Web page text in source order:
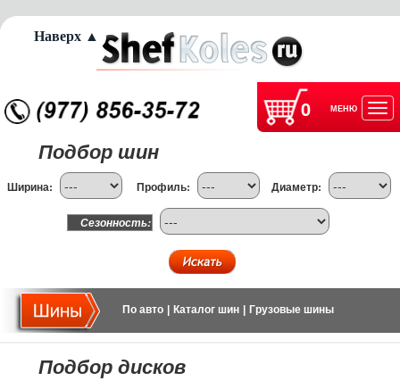
0 МЕНЮ
Подбор шин
Ширина: Профиль: Диаметр:
Сезонность:
По авто Каталог шин Грузовые шины
Подбор дисков
Наверх ▲